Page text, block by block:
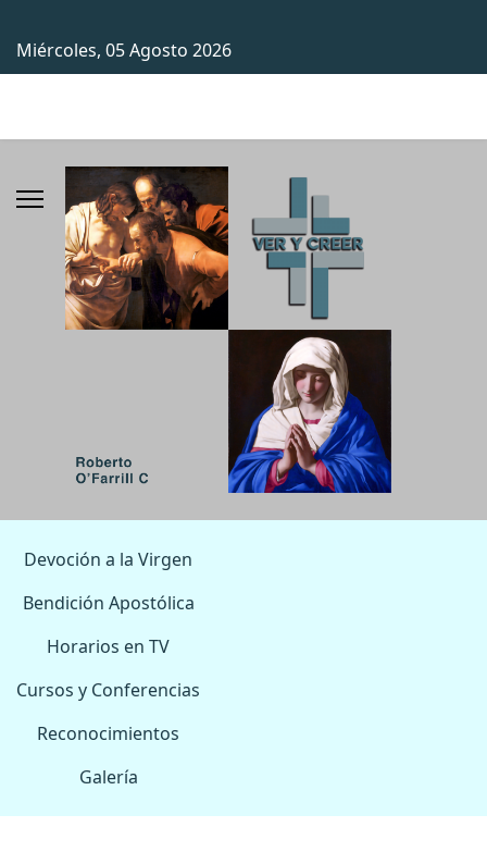
Miércoles, 05 Agosto 2026
Devoción a la Virgen
Bendición Apostólica
Horarios en TV
Cursos y Conferencias
Reconocimientos
Galería